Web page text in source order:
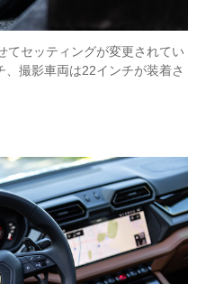
てセッティングが変更されてい
撮影車両は22インチが装着さ